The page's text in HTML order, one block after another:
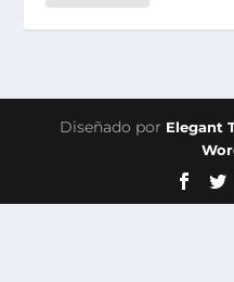
Diseñado por Elegant